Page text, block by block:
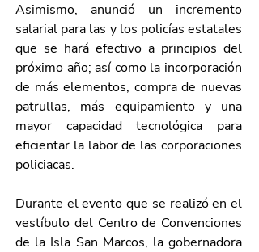
Asimismo, anunció un incremento
salarial para las y los policías estatales
que se hará efectivo a principios del
próximo año; así como la incorporación
de más elementos, compra de nuevas
patrullas, más equipamiento y una
mayor capacidad tecnológica para
eficientar la labor de las corporaciones
policiacas.
Durante el evento que se realizó en el
vestíbulo del Centro de Convenciones
de la Isla San Marcos, la gobernadora